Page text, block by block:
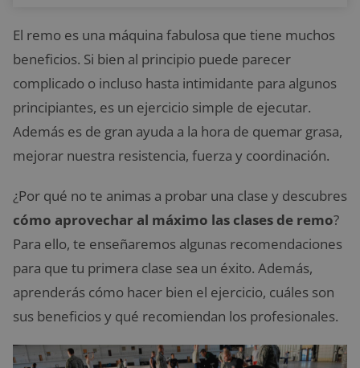
El remo es una máquina fabulosa que tiene muchos
beneficios. Si bien al principio puede parecer
complicado o incluso hasta intimidante para algunos
principiantes, es un ejercicio simple de ejecutar.
Además es de gran ayuda a la hora de quemar grasa,
mejorar nuestra resistencia, fuerza y coordinación.
¿Por qué no te animas a probar una clase y descubres
cómo aprovechar al máximo las clases de remo?
Para ello, te enseñaremos algunas recomendaciones
para que tu primera clase sea un éxito. Además,
aprenderás cómo hacer bien el ejercicio, cuáles son
sus beneficios y qué recomiendan los profesionales.